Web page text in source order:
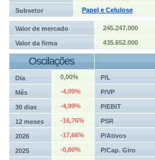
Subsetor Papel e Celulose
Valor de mercado 245.247.000
Valor da firma 435.652.000
Oscilações
Dia 0,00% P/L
Mês -4,99% P/VP
30 dias -4,99% P/EBIT
12 meses -16,76% PSR
2026 -17,66% P/Ativos
2025 -0,80% P/Cap. Giro